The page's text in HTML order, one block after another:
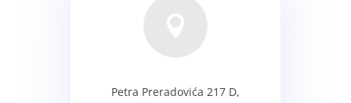
Petra Preradovića 217 D,